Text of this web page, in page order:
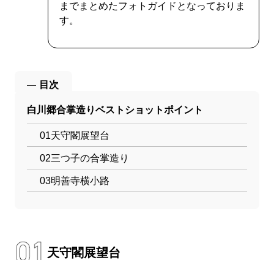
までまとめたフォトガイドとなっておりま
す。
目次
白川郷合掌造りベストショットポイント
01天守閣展望台
02三つ子の合掌造り
03明善寺横小路
天守閣展望台